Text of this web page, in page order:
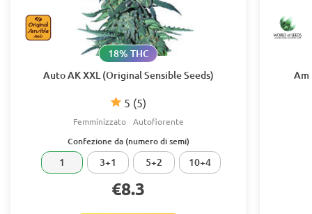
Auto AK XXL (Original Sensible Seeds)
5 (5)
18% THC
Femminizzato Autofiorente
Confezione da (numero di semi)
1 3+1 5+2 10+4
€8.3